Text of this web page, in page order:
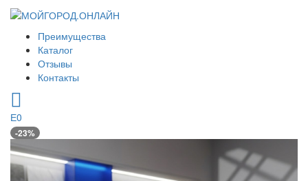
Преимущества
Каталог
Отзывы
Контакты
0
-23%